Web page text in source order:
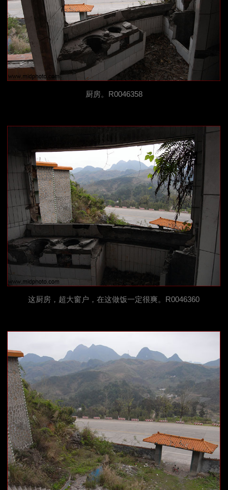
厨房。R0046358
这厨房，超大窗户，在这做饭一定很爽。R0046360